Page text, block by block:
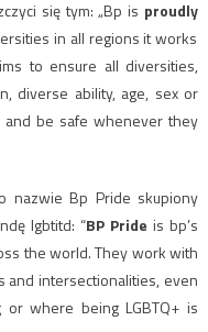
się tym: „Bp is proudly
in all regions it works
to ensure all diversities,
diverse ability, age, sex or
and be safe whenever they
nazwie Bp Pride skupiony
lgbtitd: “BP Pride is bp’s
the world. They work with
and intersectionalities, even
where being LGBTQ+ is